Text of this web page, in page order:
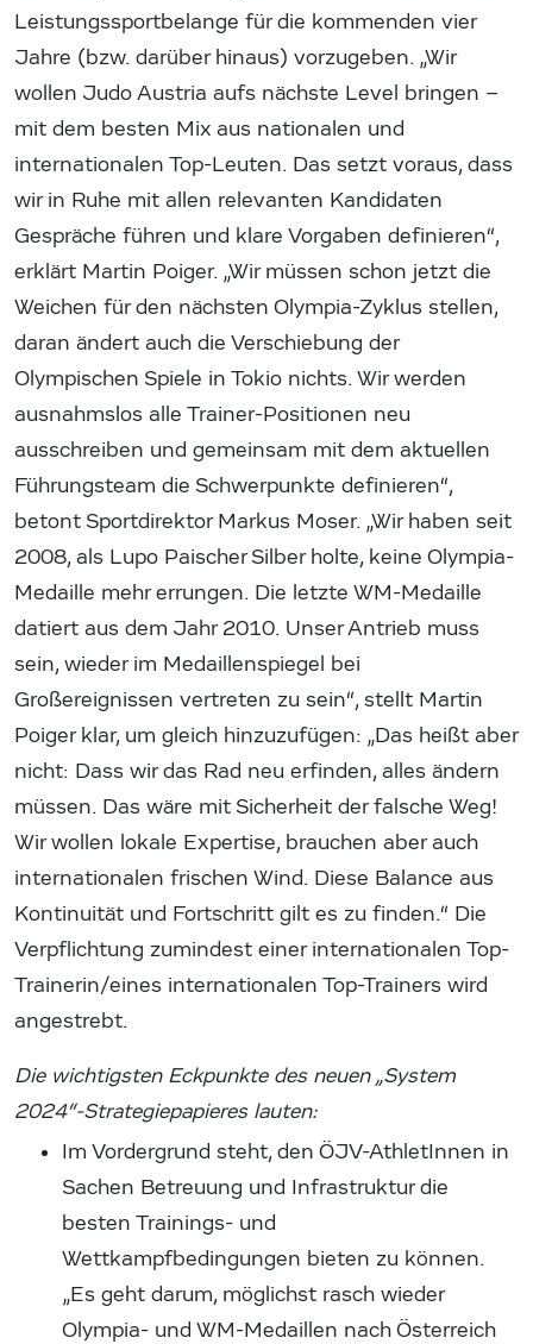
Leistungssportbelange für die kommenden vier
Jahre (bzw. darüber hinaus) vorzugeben. „Wir
wollen Judo Austria aufs nächste Level bringen –
mit dem besten Mix aus nationalen und
internationalen Top-Leuten. Das setzt voraus, dass
wir in Ruhe mit allen relevanten Kandidaten
Gespräche führen und klare Vorgaben definieren“,
erklärt Martin Poiger. „Wir müssen schon jetzt die
Weichen für den nächsten Olympia-Zyklus stellen,
daran ändert auch die Verschiebung der
Olympischen Spiele in Tokio nichts. Wir werden
ausnahmslos alle Trainer-Positionen neu
ausschreiben und gemeinsam mit dem aktuellen
Führungsteam die Schwerpunkte definieren“,
betont Sportdirektor Markus Moser. „Wir haben seit
2008, als Lupo Paischer Silber holte, keine Olympia-
Medaille mehr errungen. Die letzte WM-Medaille
datiert aus dem Jahr 2010. Unser Antrieb muss
sein, wieder im Medaillenspiegel bei
Großereignissen vertreten zu sein“, stellt Martin
Poiger klar, um gleich hinzuzufügen: „Das heißt aber
nicht: Dass wir das Rad neu erfinden, alles ändern
müssen. Das wäre mit Sicherheit der falsche Weg!
Wir wollen lokale Expertise, brauchen aber auch
internationalen frischen Wind. Diese Balance aus
Kontinuität und Fortschritt gilt es zu finden.“ Die
Verpflichtung zumindest einer internationalen Top-
Trainerin/eines internationalen Top-Trainers wird
angestrebt.
Die wichtigsten Eckpunkte des neuen „System
2024“-Strategiepapieres lauten:
Im Vordergrund steht, den ÖJV-AthletInnen in
Sachen Betreuung und Infrastruktur die
besten Trainings- und
Wettkampfbedingungen bieten zu können.
„Es geht darum, möglichst rasch wieder
Olympia- und WM-Medaillen nach Österreich